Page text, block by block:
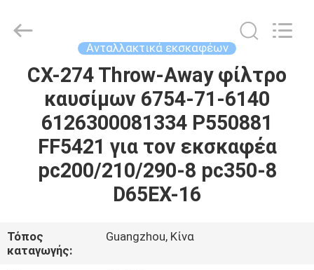
ΣΠΊΤΙ
ΠΡΟΪΌΝΤΑ
ΠΕΡΊΠΟΥ
ΕΜΕΊΣ
ΓΎΡΟΣ
ΕΡΓΟΣΤΑΣΊΩΝ
Trade
Reserved.
Ανταλλακτικά εκσκαφέων
CX-274 Throw-Away φίλτρο
καυσίμων 6754-71-6140
6126300081334 P550881
FF5421 για τον εκσκαφέα
pc200/210/290-8 pc350-8
D65EX-16
Τόπος
καταγωγής:
Guangzhou, Κίνα